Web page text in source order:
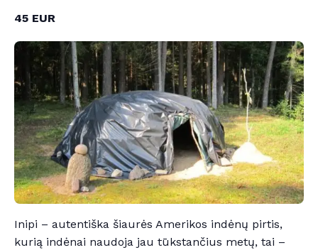
45 EUR
Inipi – autentiška šiaurės Amerikos indėnų pirtis,
kurią indėnai naudoja jau tūkstančius metų, tai –